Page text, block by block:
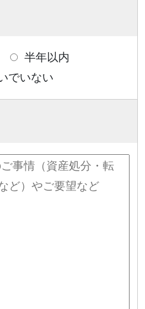
半年以内
でいない